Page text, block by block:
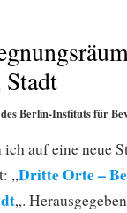
Berlin-Instituts für
auf eine neue
„Dritte Orte –
„.